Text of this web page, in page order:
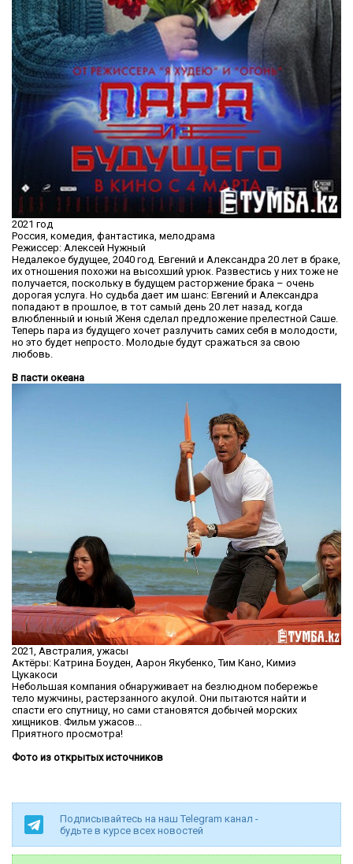
2021 год
Россия, комедия, фантастика, мелодрама
Режиссер: Алексей Нужный
Недалекое будущее, 2040 год. Евгений и Александра 20 лет в браке,
их отношения похожи на высохший урюк. Развестись у них тоже не
получается, поскольку в будущем расторжение брака – очень
дорогая услуга. Но судьба дает им шанс: Евгений и Александра
попадают в прошлое, в тот самый день 20 лет назад, когда
влюбленный и юный Женя сделал предложение прелестной Саше.
Теперь пара из будущего хочет разлучить самих себя в молодости,
но это будет непросто. Молодые будут сражаться за свою
любовь.
В пасти океана
2021, Австралия, ужасы
Актёры: Катрина Боуден, Аарон Якубенко, Тим Кано, Кимиэ
Цукакоси
Небольшая компания обнаруживает на безлюдном побережье
тело мужчины, растерзанного акулой. Они пытаются найти и
спасти его спутницу, но сами становятся добычей морских
хищников. Фильм ужасов...
Приятного просмотра!
Фото из открытых источников
Подписывайтесь на наш Telegram канал -
будьте в курсе всех новостей